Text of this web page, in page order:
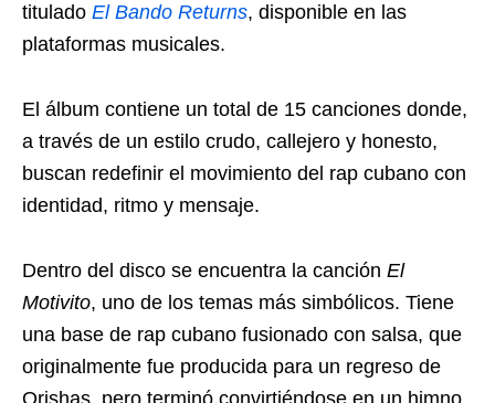
titulado El Bando Returns, disponible en las
plataformas musicales.
El álbum contiene un total de 15 canciones donde,
a través de un estilo crudo, callejero y honesto,
buscan redefinir el movimiento del rap cubano con
identidad, ritmo y mensaje.
Dentro del disco se encuentra la canción El
Motivito, uno de los temas más simbólicos. Tiene
una base de rap cubano fusionado con salsa, que
originalmente fue producida para un regreso de